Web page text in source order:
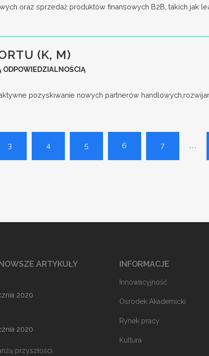
oraz sprzedaż produktów finansowych B2B, takich jak
(K, M)
pozyskiwanie nowych partnerów
3 4 5 6 7 ...
ARTYKUŁY
2020
2020
przyszłości
INFORMACJE
Innowacyjność
Ośrodek Akademicki
Rynek pracy
Kultura